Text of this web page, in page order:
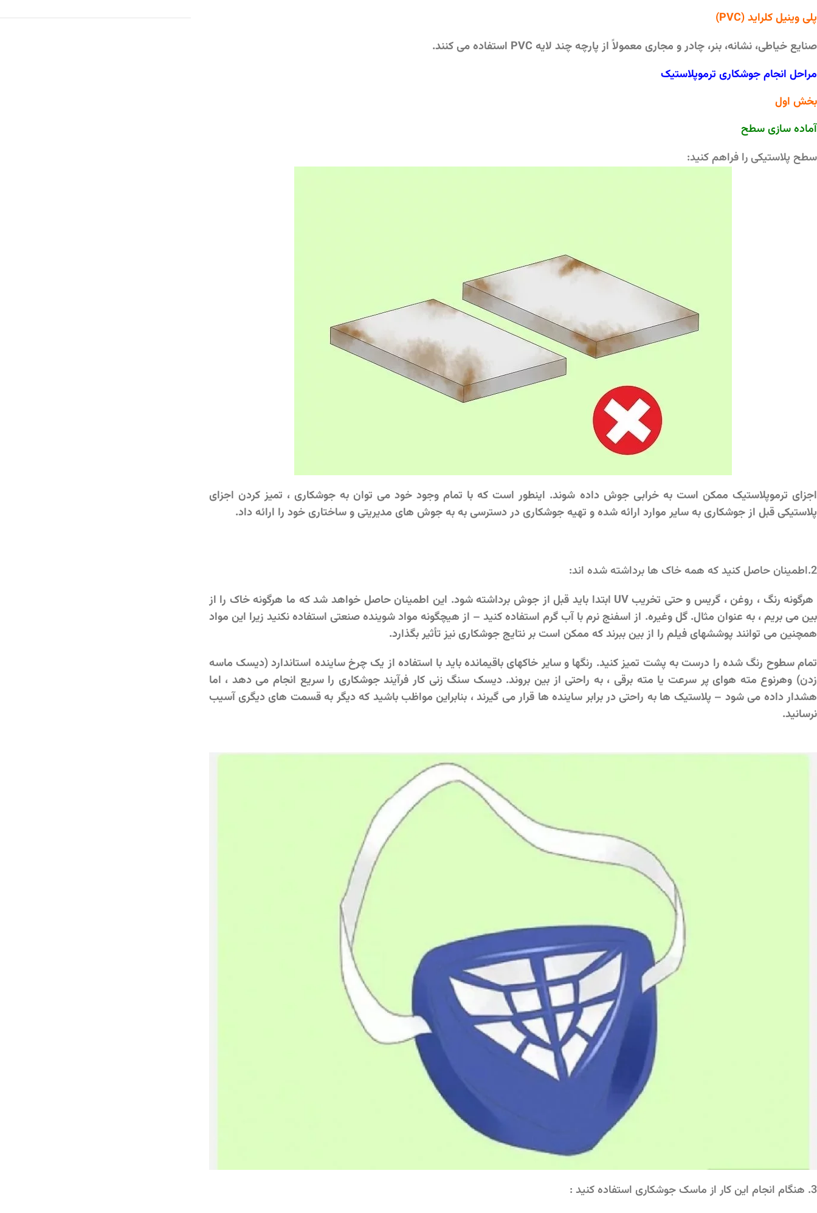
پلی وینیل کلراید (PVC)
صنایع خیاطی، نشانه، بنر، چادر و مجاری معمولاً از پارچه چند لایه PVC استفاده می کنند.
مراحل انجام جوشکاری ترموپلاستیک
بخش اول
آماده سازی سطح
سطح پلاستیکی را فراهم کنید:
اجزای ترموپلاستیک ممکن است به خرابی جوش داده شوند. اینطور است که با تمام وجود خود می توان به جوشکاری ، تمیز کردن اجزای
پلاستیکی قبل از جوشکاری به سایر موارد ارائه شده و تهیه جوشکاری در دسترسی به به جوش های مدیریتی و ساختاری خود را ارائه داد.
2.اطمینان حاصل کنید که همه خاک ها برداشته شده اند:
هرگونه رنگ ، روغن ، گریس و حتی تخریب UV ابتدا باید قبل از جوش برداشته شود. این اطمینان حاصل خواهد شد که ما هرگونه خاک را از
بین می بریم ، به عنوان مثال. گل وغیره. از اسفنج نرم با آب گرم استفاده کنید – از هیچگونه مواد شوینده صنعتی استفاده نکنید زیرا این مواد
همچنین می توانند پوششهای فیلم را از بین ببرند که ممکن است بر نتایج جوشکاری نیز تأثیر بگذارد.
تمام سطوح رنگ شده را درست به پشت تمیز کنید. رنگها و سایر خاکهای باقیمانده باید با استفاده از یک چرخ ساینده استاندارد (دیسک ماسه
زدن) وهرنوع مته هوای پر سرعت یا مته برقی ، به راحتی از بین بروند. دیسک سنگ زنی کار فرآیند جوشکاری را سریع انجام می دهد ، اما
هشدار داده می شود – پلاستیک ها به راحتی در برابر ساینده ها قرار می گیرند ، بنابراین مواظب باشید که دیگر به قسمت های دیگری آسیب
نرسانید.
3. هنگام انجام این کار از ماسک جوشکاری استفاده کنید :